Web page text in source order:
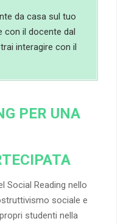
da casa sul tuo
con il docente dal
interagire con il
PER UNA
Social Reading nello
sociale e
studenti nella